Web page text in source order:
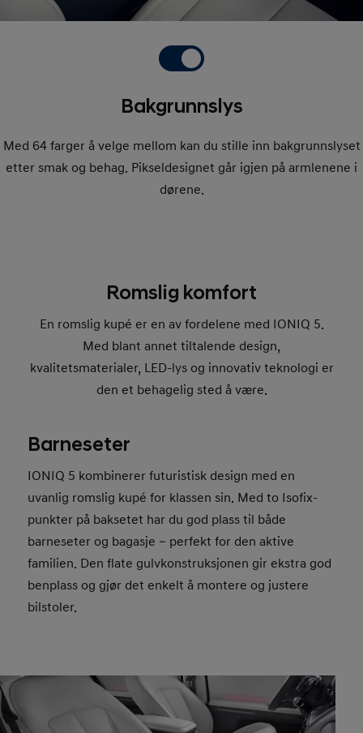
Bakgrunnslys
Med 64 farger å velge mellom kan du stille inn bakgrunnslyset
etter smak og behag. Pikseldesignet går igjen på armlenene i
dørene.
Romslig komfort
En romslig kupé er en av fordelene med IONIQ 5.
Med blant annet tiltalende design,
kvalitetsmaterialer, LED-lys og innovativ teknologi er
den et behagelig sted å være.
Barneseter
IONIQ 5 kombinerer futuristisk design med en
uvanlig romslig kupé for klassen sin. Med to Isofix-
punkter på baksetet har du god plass til både
barneseter og bagasje – perfekt for den aktive
familien. Den flate gulvkonstruksjonen gir ekstra god
benplass og gjør det enkelt å montere og justere
bilstoler.